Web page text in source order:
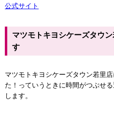
公式サイト
マツモトキヨシケーズタウ
す
マツモトキヨシケーズタウン若里
た！っていうときに時間がつぶせ
します。